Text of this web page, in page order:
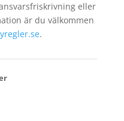
eller
är du välkommen
.